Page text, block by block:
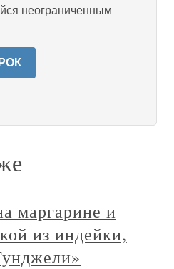
неограниченным
маргарине и
из индейки,